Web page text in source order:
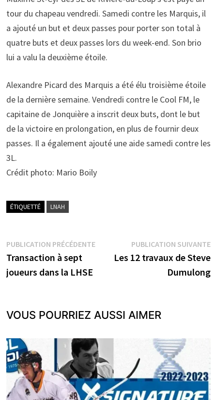
tour du chapeau vendredi. Samedi contre les Marquis, il
a ajouté un but et deux passes pour porter son total à
quatre buts et deux passes lors du week-end. Son brio
lui a valu la deuxième étoile.
Alexandre Picard des Marquis a été élu troisième étoile
de la dernière semaine. Vendredi contre le Cool FM, le
capitaine de Jonquière a inscrit deux buts, dont le but
de la victoire en prolongation, en plus de fournir deux
passes. Il a également ajouté une aide samedi contre les
3L.
Crédit photo: Mario Boily
ÉTIQUETTÉ LNAH
Navigation
de
l’article
PUBLICATION PRÉCÉDENTEPublication
précédente :
Transaction à sept
joueurs dans la LHSE
PUBLICATION SUIVANTE
Les 12 travaux de Steve
Dumulong
VOUS POURRIEZ AUSSI AIMER